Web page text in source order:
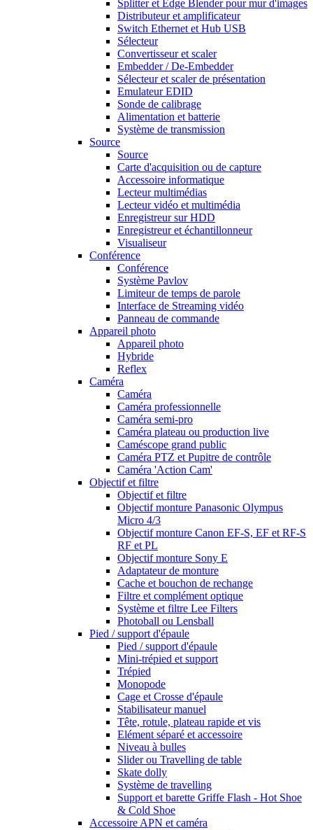
Splitter et Edge Blender pour mur d'images
Distributeur et amplificateur
Switch Ethernet et Hub USB
Sélecteur
Convertisseur et scaler
Embedder / De-Embedder
Sélecteur et scaler de présentation
Emulateur EDID
Sonde de calibrage
Alimentation et batterie
Système de transmission
Source
Source
Carte d'acquisition ou de capture
Accessoire informatique
Lecteur multimédias
Lecteur vidéo et multimédia
Enregistreur sur HDD
Enregistreur et échantillonneur
Visualiseur
Conférence
Conférence
Système Pavlov
Limiteur de temps de parole
Interface de Streaming vidéo
Panneau de commande
Appareil photo
Appareil photo
Hybride
Reflex
Caméra
Caméra
Caméra professionnelle
Caméra semi-pro
Caméra plateau ou production live
Caméscope grand public
Caméra PTZ et Pupitre de contrôle
Caméra 'Action Cam'
Objectif et filtre
Objectif et filtre
Objectif monture Panasonic Olympus
Micro 4/3
Objectif monture Canon EF-S, EF et RF-S
RF et PL
Objectif monture Sony E
Adaptateur de monture
Cache et bouchon de rechange
Filtre et complément optique
Système et filtre Lee Filters
Photoball ou Lensball
Pied / support d'épaule
Pied / support d'épaule
Mini-trépied et support
Trépied
Monopode
Cage et Crosse d'épaule
Stabilisateur manuel
Tête, rotule, plateau rapide et vis
Elément séparé et accessoire
Niveau à bulles
Slider ou Travelling de table
Skate dolly
Système de travelling
Support et barette Griffe Flash - Hot Shoe
& Cold Shoe
Accessoire APN et caméra